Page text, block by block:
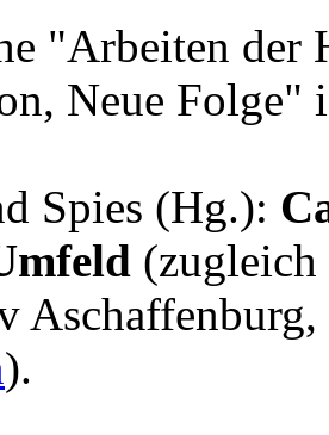
"Arbeiten der
Neue Folge"
Spies (Hg.):
).